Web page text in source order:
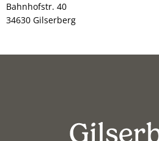
Bahnhofstr. 40
34630 Gilserberg